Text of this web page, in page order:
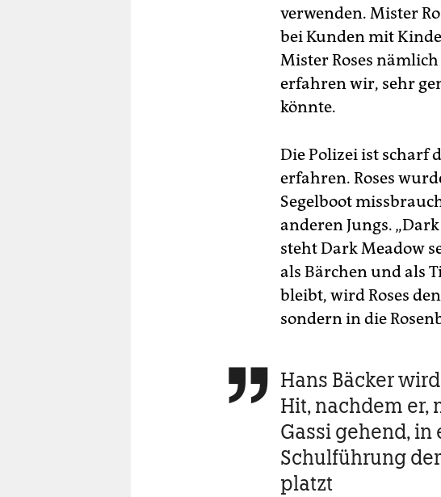
verwenden. Mister
bei Kunden mit
Mister Roses
erfahren wir, sehr
könnte.
Die Polizei ist scharf
erfahren. Roses
Segelboot
anderen Jungs.
steht Dark Meadow
als Bärchen und als
bleibt, wird Roses
sondern in die
 Hans Bäcker
Hit, nachdem er,
Gassi gehend, in
Schulführung
platzt